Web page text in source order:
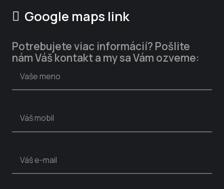
Google maps link
Potrebujete viac informácií? Pošlite
nám Váš kontakt a my sa Vám ozveme: